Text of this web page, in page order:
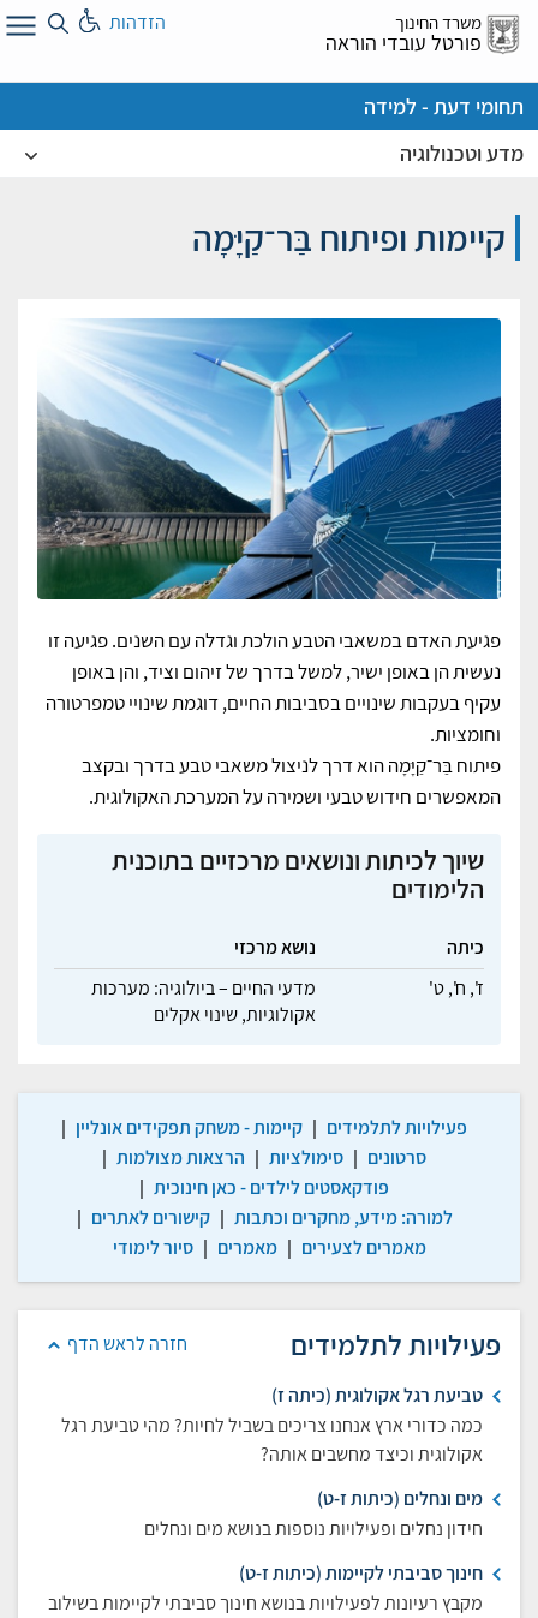
דלג
אל
משרד החינוך
פורטל עובדי הוראה
הזדהות
תחומי דעת - למידה
מדע וטכנולוגיה
קיימות ופיתוח בַּר־קַיָּמָה
פגיעת האדם במשאבי הטבע הולכת וגדלה עם השנים. פגיעה זו
נעשית הן באופן ישיר, למשל בדרך של זיהום וציד, והן באופן
עקיף בעקבות שינויים בסביבות החיים, דוגמת שינויי טמפרטורה
וחומציות.
פיתוח בַּר־קַיָּמָה הוא דרך לניצול משאבי טבע בדרך ובקצב
המאפשרים חידוש טבעי ושמירה על המערכת האקולוגית.
שיוך לכיתות ונושאים מרכזיים בתוכנית
הלימודים
כיתה
נושא מרכזי
ז', ח',ט'
מדעי החיים – ביולוגיה: מערכות
אקולוגיות,שינוי אקלים
פעילויות לתלמידים | קיימות - משחק תפקידים אונליין |
סרטונים | סימולציות | הרצאות מצולמות |
פודקאסטים לילדים - כאן חינוכית |
למורה: מידע, מחקרים וכתבות | קישורים לאתרים |
מאמרים לצעירים | מאמרים | סיור לימודי
חזרה לראש הדף פעילויות לתלמידים
טביעת רגל אקולוגית (כיתה ז)
כמה כדורי ארץ אנחנו צריכים בשביל לחיות? מהי טביעת רגל
אקולוגית וכיצד מחשבים אותה?
מים ונחלים (כיתות ז-ט)
חידון נחלים ופעילויות נוספות בנושא מים ונחלים
חינוך סביבתי לקיימות (כיתות ז-ט)
מקבץ רעיונות לפעילויות בנושא חינוך סביבתי לקיימות בשילוב